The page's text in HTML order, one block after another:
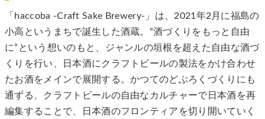
「haccoba -Craft Sake Brewery-」は、2021年2月に福島の
小高というまちで誕生した酒蔵。“酒づくりをもっと自由
に”という想いのもと、ジャンルの垣根を超えた自由な酒づ
くりを行い、日本酒にクラフトビールの製法をかけ合わせ
たお酒をメインで展開する。かつてのどぶろくづくりにも
通ずる、クラフトビールの自由なカルチャーで日本酒を再
編集することで、日本酒のフロンティアを切り開いていく